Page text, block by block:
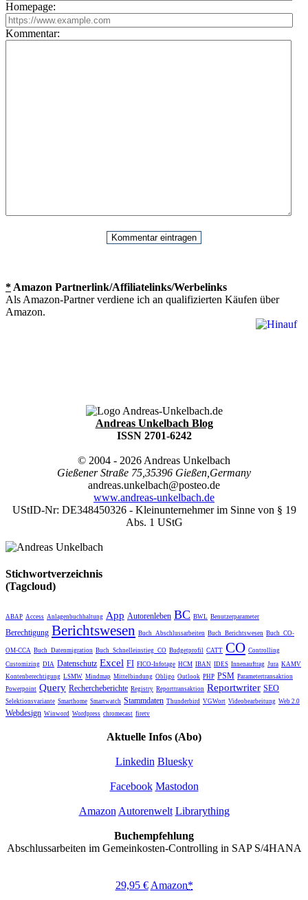
Homepage:
Kommentar:
* Amazon Partnerlink/Affiliatelinks/Werbelinks
Als Amazon-Partner verdiene ich an qualifizierten Käufen über
Amazon.
Andreas Unkelbach Blog
ISSN 2701-6242
© 2004 - 2026 Andreas Unkelbach
Gießener Straße 75 35396 Gießen Germany
andreas.unkelbach@posteo.de
www.andreas-unkelbach.de
UStID-Nr: DE348450326 - Kleinunternehmer im Sinne von § 19
Abs. 1 UStG
Stichwortverzeichnis
(Tagcloud)
ABAP Access Anlagenbuchhaltung App Autorenleben BC BWL Benutzerparameter
Berechtigung Berichtswesen Buch_Abschlussarbeiten Buch_Berichtswesen Buch_CO-
OM-CCA Buch_Datenmigration Buch_Schnelleinstieg_CO Budgetprofil CATT CO Controlling
Customizing DIA Datenschutz Excel FI FICO-Infotage HCM IBAN IDES Innenauftrag Jura KAMV
Kontenberechtigung LSMW Mindmap Mittelbindung Obligo Outlook PHP PSM Parametertransaktion
Powerpoint Query Rechercheberichte Registry Reporttransaktion Reportwriter SEO
Selektionsvariante Smarthome Smartwatch Stammdaten Thunderbird VGWort Videobearbeitung Web 2.0
Webdesign Winword Wordpress chromecast firetv
Aktuelle Infos (Abo)
Linkedin Bluesky
Facebook Mastodon
Amazon Autorenwelt Librarything
Buchempfehlung
Abschlussarbeiten im Gemeinkosten-Controlling in SAP S/4HANA
29,95 € Amazon*